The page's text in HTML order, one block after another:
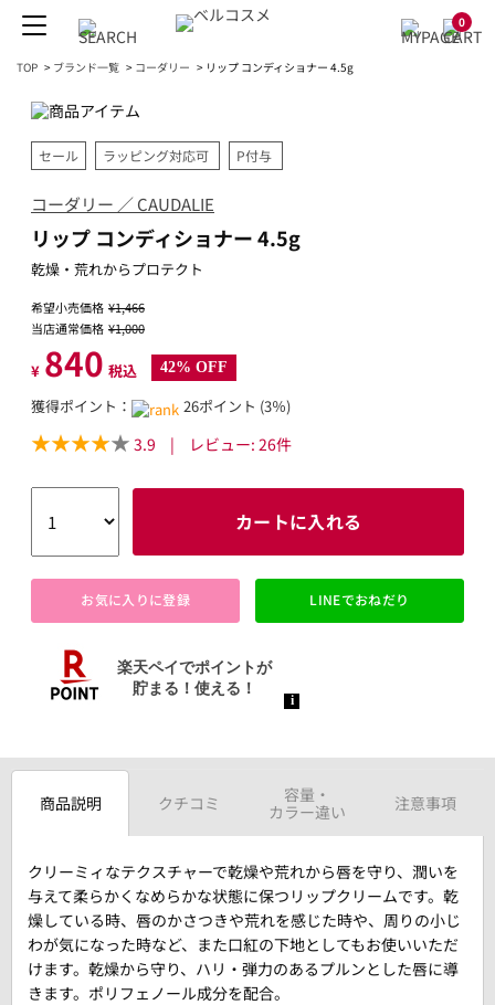
0
TOP > ブランド一覧 > コーダリー > リップ コンディショナー 4.5g
セール ラッピング対応可 P付与
コーダリー ／ CAUDALIE
リップ コンディショナー 4.5g
乾燥・荒れからプロテクト
希望小売価格 ¥1,466
当店通常価格 ¥1,000
¥ 840 税込 42% OFF
獲得ポイント： 26ポイント (3％)
3.9 | レビュー: 26件
カートに入れる
お気に入りに登録 LINEでおねだり
商品説明 クチコミ
容量・
カラー違い
注意事項
クリーミィなテクスチャーで乾燥や荒れから唇を守り、潤いを
与えて柔らかくなめらかな状態に保つリップクリームです。乾
燥している時、唇のかさつきや荒れを感じた時や、周りの小じ
わが気になった時など、また口紅の下地としてもお使いいただ
けます。乾燥から守り、ハリ・弾力のあるプルンとした唇に導
きます。ポリフェノール成分を配合。